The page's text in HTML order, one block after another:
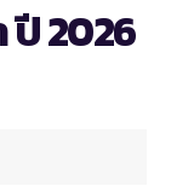
ปี 2026